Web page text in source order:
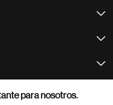
para nosotros.